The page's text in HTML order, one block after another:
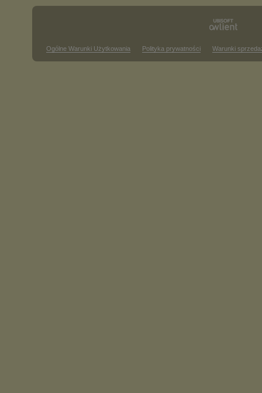
Ogólne Warunki Użytkowania Polityka prywatności Warunki